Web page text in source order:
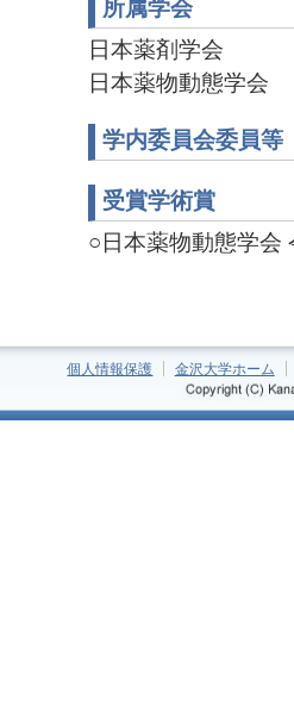
所属学会
日本薬剤学会
日本薬物動態学会
学内委員会委員等
受賞学術賞
○日本薬物動態学会
個人情報保護 金沢大学ホーム